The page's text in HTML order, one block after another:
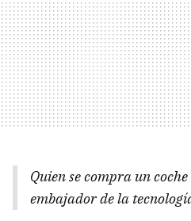
Quien se compra un
embajador de la